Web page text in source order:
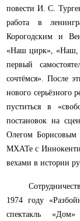
повести И. С.
работа в
Корогодским и
«Наш цирк», «Наш,
первый
сочтёмся». После
нового
пуститься в
постановок на
Олегом
МХАТе с
вехами в истории
1974 году
спектакль